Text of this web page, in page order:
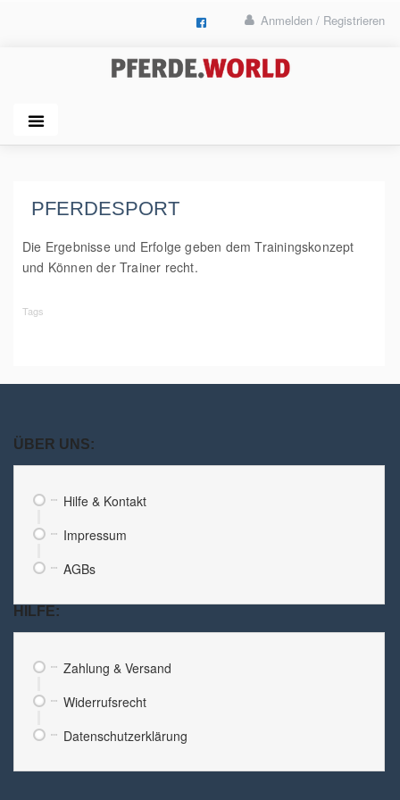
Anmelden / Registrieren
PFERDESPORT
Die Ergebnisse und Erfolge geben dem Trainingskonzept
und Können der Trainer recht.
Tags
ÜBER UNS:
Hilfe & Kontakt
Impressum
AGBs
HILFE:
Zahlung & Versand
Widerrufsrecht
Datenschutzerklärung